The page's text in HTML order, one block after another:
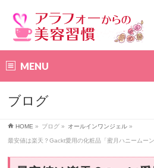
MENU
ブログ
HOME » ブログ » オールインワンジェル »
最安値は楽天？Gackt愛用の化粧品「蜜月ハニームー